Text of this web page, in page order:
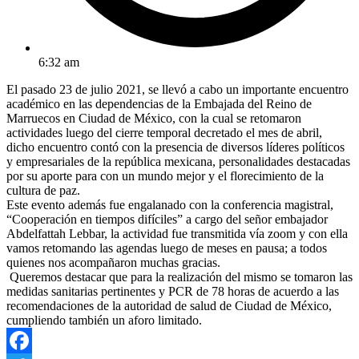
6:32 am
El pasado 23 de julio 2021, se llevó a cabo un importante encuentro
académico en las dependencias de la Embajada del Reino de
Marruecos en Ciudad de México, con la cual se retomaron
actividades luego del cierre temporal decretado el mes de abril,
dicho encuentro contó con la presencia de diversos líderes políticos
y empresariales de la república mexicana, personalidades destacadas
por su aporte para con un mundo mejor y el florecimiento de la
cultura de paz.
Este evento además fue engalanado con la conferencia magistral,
“Cooperación en tiempos difíciles” a cargo del señor embajador
Abdelfattah Lebbar, la actividad fue transmitida vía zoom y con ella
vamos retomando las agendas luego de meses en pausa; a todos
quienes nos acompañaron muchas gracias.
Queremos destacar que para la realización del mismo se tomaron las
medidas sanitarias pertinentes y PCR de 78 horas de acuerdo a las
recomendaciones de la autoridad de salud de Ciudad de México,
cumpliendo también un aforo limitado.